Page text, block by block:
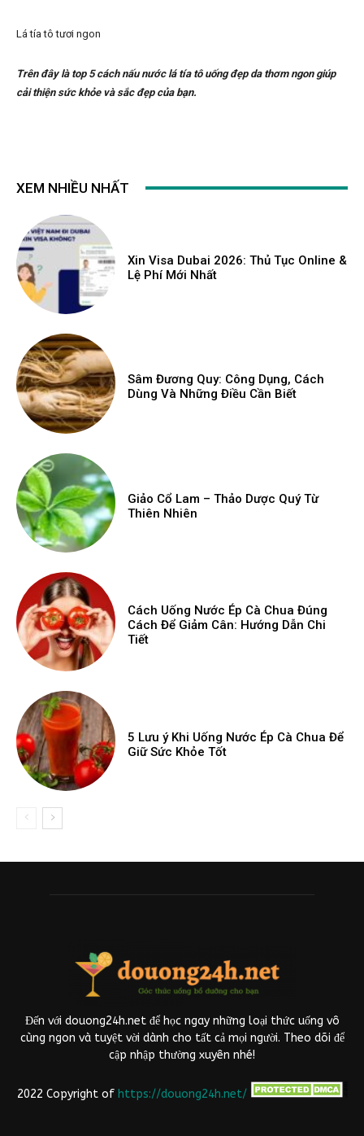
Lá tía tô tươi ngon
Trên đây là top 5 cách nấu nước lá tía tô uống đẹp da thơm ngon giúp
cải thiện sức khỏe và sắc đẹp của bạn.
XEM NHIỀU NHẤT
Xin Visa Dubai 2026: Thủ Tục Online &
Lệ Phí Mới Nhất
Sâm Đương Quy: Công Dụng, Cách
Dùng Và Những Điều Cần Biết
Giảo Cổ Lam – Thảo Dược Quý Từ
Thiên Nhiên
Cách Uống Nước Ép Cà Chua Đúng
Cách Để Giảm Cân: Hướng Dẫn Chi
Tiết
5 Lưu ý Khi Uống Nước Ép Cà Chua Để
Giữ Sức Khỏe Tốt
Đến với douong24h.net để học ngay những loại thức uống vô
cùng ngon và tuyệt vời dành cho tất cả mọi người. Theo dõi để
cập nhập thường xuyên nhé!
2022 Copyright of https://douong24h.net/